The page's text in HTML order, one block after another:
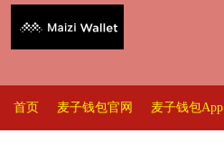
首页 麦子钱包官网 麦子钱包App